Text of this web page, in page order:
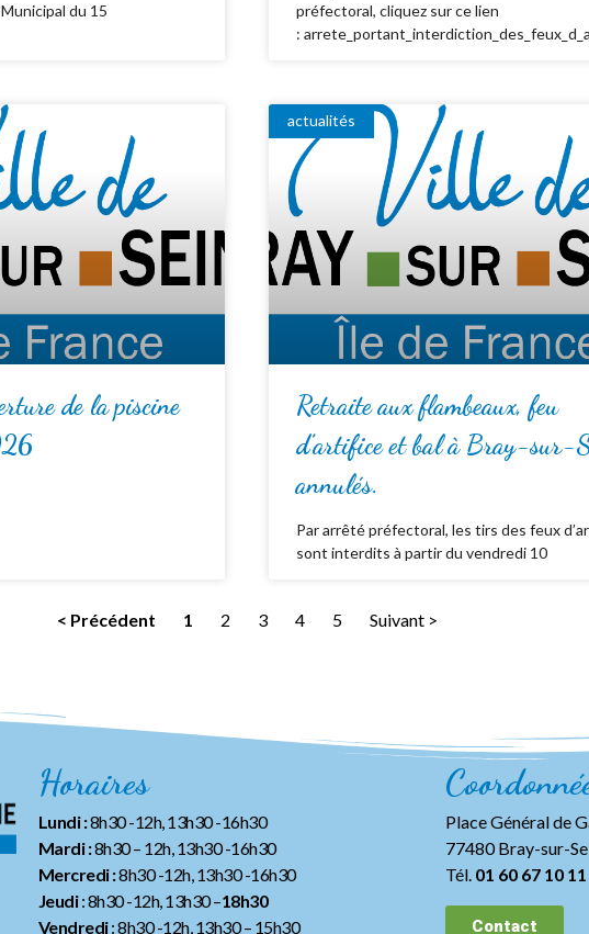
du 15
préfectoral, cliquez sur ce lien
:
de la piscine
actualités
Retraite aux flambeaux, feu
d’artifice et bal à Bray-sur-
annulés.
Par arrêté préfectoral, les tirs des feux
sont interdits à partir du vendredi 10
< Précédent 1 2 3 4 5 Suivant >
Horaires
Lundi :8h30 -12h, 13h30 -16h30
Mardi :8h30 – 12h, 13h30 -16h30
Mercredi :8h30 -12h, 13h30 -16h30
Jeudi: 8h30 -12h, 13h30 –18h30
Vendredi: 8h30 -12h, 13h30– 15h30
Place Général de
77480 Bray-sur-
Tél. 01 60 67 10 11
Contact